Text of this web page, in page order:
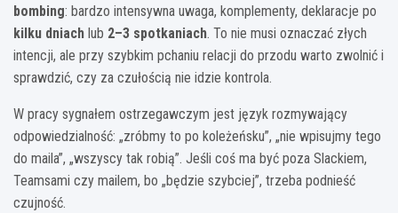
bombing: bardzo intensywna uwaga, komplementy, deklaracje po
kilku dniach lub 2–3 spotkaniach. To nie musi oznaczać złych
intencji, ale przy szybkim pchaniu relacji do przodu warto zwolnić i
sprawdzić, czy za czułością nie idzie kontrola.
W pracy sygnałem ostrzegawczym jest język rozmywający
odpowiedzialność: „zróbmy to po koleżeńsku”, „nie wpisujmy tego
do maila”, „wszyscy tak robią”. Jeśli coś ma być poza Slackiem,
Teamsami czy mailem, bo „będzie szybciej”, trzeba podnieść
czujność.